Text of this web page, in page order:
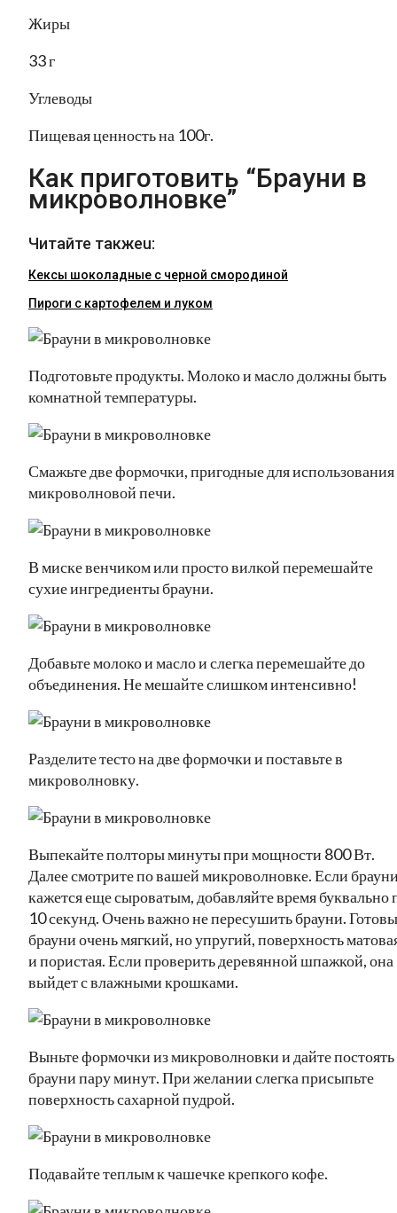
Жиры
33 г
Углеводы
Пищевая ценность на 100г.
Как приготовить “Брауни в
микроволновке”
Читайте такжеu:
Кексы шоколадные с черной смородиной
Пироги c картофелем и луком
Подготовьте продукты. Молоко и масло должны быть
комнатной температуры.
Смажьте две формочки, пригодные для использования
микроволновой печи.
В миске венчиком или просто вилкой перемешайте
сухие ингредиенты брауни.
Добавьте молоко и масло и слегка перемешайте до
объединения. Не мешайте слишком интенсивно!
Разделите тесто на две формочки и поставьте в
микроволновку.
Выпекайте полторы минуты при мощности 800 Вт.
Далее смотрите по вашей микроволновке. Если
кажется еще сыроватым, добавляйте время буквально
10 секунд. Очень важно не пересушить брауни.
брауни очень мягкий, но упругий, поверхность
и пористая. Если проверить деревянной шпажкой, она
выйдет с влажными крошками.
Выньте формочки из микроволновки и дайте постоять
брауни пару минут. При желании слегка присыпьте
поверхность сахарной пудрой.
Подавайте теплым к чашечке крепкого кофе.